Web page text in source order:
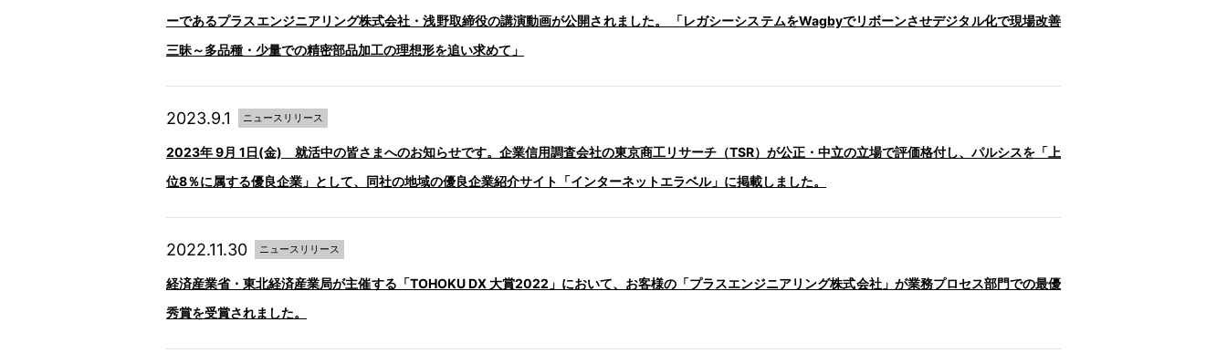
ーであるプラスエンジニアリング株式会社・浅野取締役の講演動画が公開されました。 「レガシーシステムをWagbyでリボーンさせデジタル化で現場改善
三昧～多品種・少量での精密部品加工の理想形を追い求めて」
2023.9.1 ニュースリリース
2023年 9月 1日(金) 就活中の皆さまへのお知らせです。企業信用調査会社の東京商工リサーチ（TSR）が公正・中立の立場で評価格付し、パルシスを「上
位8％に属する優良企業」として、同社の地域の優良企業紹介サイト「インターネットエラベル」に掲載しました。
2022.11.30 ニュースリリース
経済産業省・東北経済産業局が主催する「TOHOKU DX 大賞2022」において、お客様の「プラスエンジニアリング株式会社」が業務プロセス部門での最優
秀賞を受賞されました。